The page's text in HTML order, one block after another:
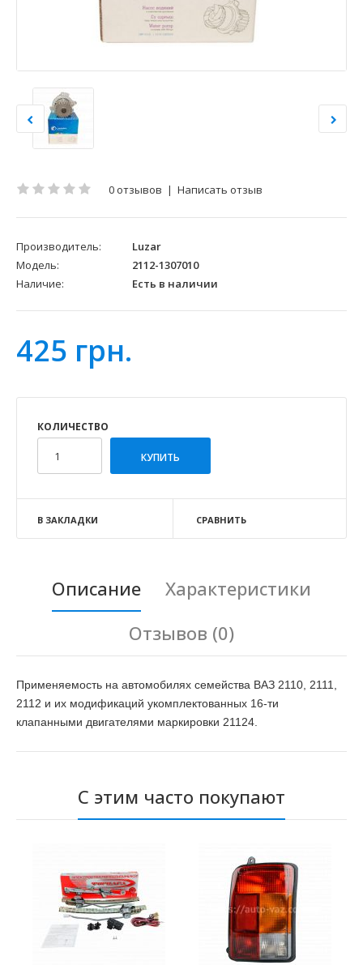
0 отзывов | Написать отзыв
Производитель:
Luzar
Модель:
2112-1307010
Наличие:
Есть в наличии
425 грн.
КОЛИЧЕСТВО
В ЗАКЛАДКИ СРАВНИТЬ
Описание
Характеристики
Отзывов (0)
Применяемость на автомобилях семейства ВАЗ 2110, 2111,
2112 и их модификаций укомплектованных 16-ти
клапанными двигателями маркировки 21124.
С этим часто покупают